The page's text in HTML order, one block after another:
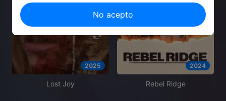
2025
Lost Joy
2024
Rebel Ridge
No acepto